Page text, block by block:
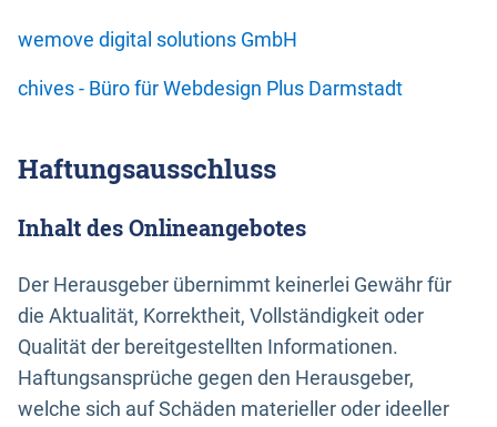
wemove digital solutions GmbH
chives - Büro für Webdesign Plus Darmstadt
Haftungsausschluss
Inhalt des Onlineangebotes
Der Herausgeber übernimmt keinerlei Gewähr für
die Aktualität, Korrektheit, Vollständigkeit oder
Qualität der bereitgestellten Informationen.
Haftungsansprüche gegen den Herausgeber,
welche sich auf Schäden materieller oder ideeller